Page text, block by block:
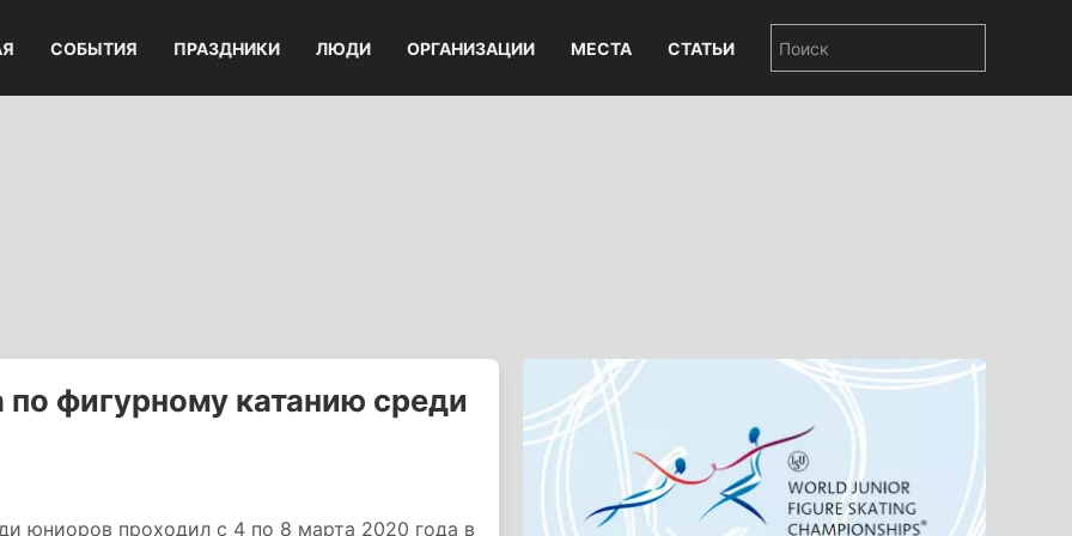
СОБЫТИЯ ПРАЗДНИКИ ЛЮДИ ОРГАНИЗАЦИИ МЕСТА СТАТЬИ
фигурному катанию среди
юниоров проходил с 4 по 8 марта 2020 года в